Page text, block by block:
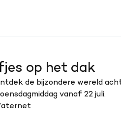
op het dak
de bijzondere wereld
vanaf 22 juli.